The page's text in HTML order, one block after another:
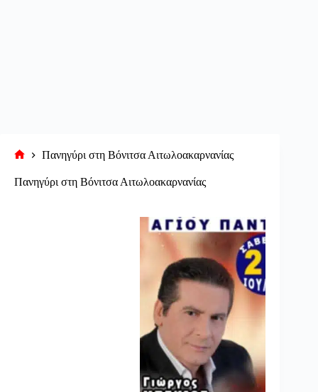
σελίδα
Πανηγύρι στη Βόνιτσα Αιτωλοακαρνανίας
Πανηγύρι στη Βόνιτσα Αιτωλοακαρνανίας